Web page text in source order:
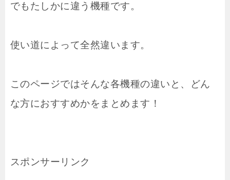
でもたしかに違う機種です。
使い道によって全然違います。
このページではそんな各機種の違いと、どん
な方におすすめかをまとめます！
スポンサーリンク